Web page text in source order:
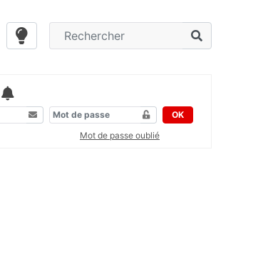
OK
Mot de passe oublié